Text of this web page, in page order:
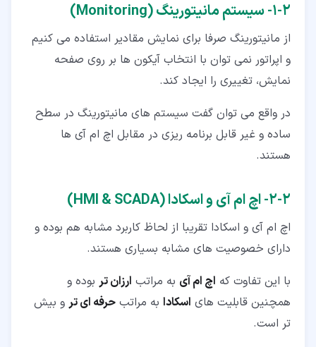
۲‏-‏۱‏- سیستم مانیتورینگ (Monitoring)
از مانیتورینگ صرفا برای نمایش مقادیر استفاده می کنیم
و اپراتور نمی توان با انتخاب آیکون ها بر روی صفحه
نمایش، تغییری را ایجاد کند.
در واقع می توان گفت سیستم های مانیتورینگ در سطح
ساده و غیر قابل برنامه ریزی در مقابل اچ ام آی ها
هستند.
۲‏-‏۲‏- اچ ام آی و اسکادا (HMI & SCADA)
اچ ام آی و اسکادا تقریبا از لحاظ کاربرد مشابه هم بوده و
دارای خصوصیت های مشابه بسیاری هستند.
با این تفاوت که اچ ام آی به مراتب ارزان تر بوده و
همچنین قابلیت های اسکادا به مراتب حرفه ای تر و بیش
تر است.